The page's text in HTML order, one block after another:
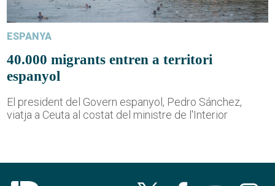
ESPANYA
40.000 migrants entren a territori
espanyol
El president del Govern espanyol, Pedro Sánchez,
viatja a Ceuta al costat del ministre de l'Interior